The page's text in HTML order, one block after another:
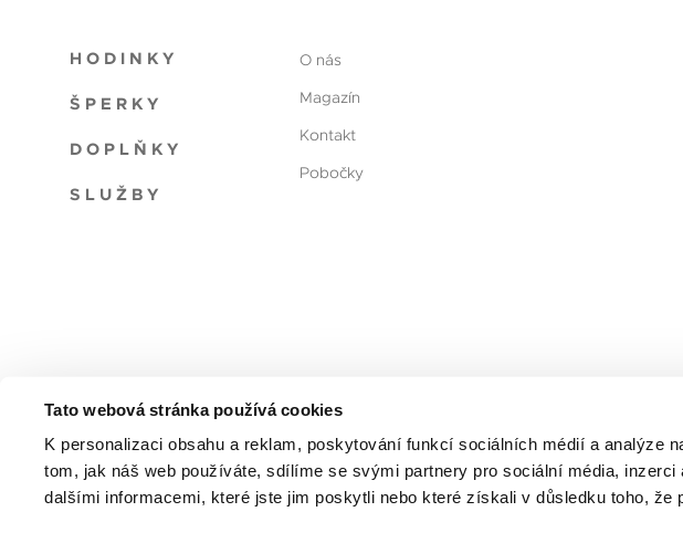
Tato webová stránka používá cookies
K personalizaci obsahu a reklam, poskytování funkcí sociálních médií a analýze
tom, jak náš web používáte, sdílíme se svými partnery pro sociální média,
dalšími informacemi, které jste jim poskytli nebo které získali v důsledku toho, že
HODINKY
ŠPERKY
DOPLŇKY
SLUŽBY
O nás
Magazín
Kontakt
Pobočky
Reklamační řád Obchodní podmínky Ochrana osobních údajů